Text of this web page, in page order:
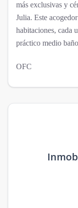
más exclusivas y
Julia. Este
habitaciones, cada
práctico medio
OFC